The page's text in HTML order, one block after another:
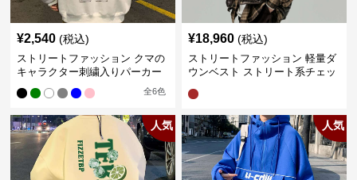
¥2,540 (税込)
ストリートファッション クマの
キャラクター刺繍入りパーカー
全6色
¥18,960 (税込)
ストリートファッション 軽量ダ
ウンベスト ストリート系チェッ
人気 人気